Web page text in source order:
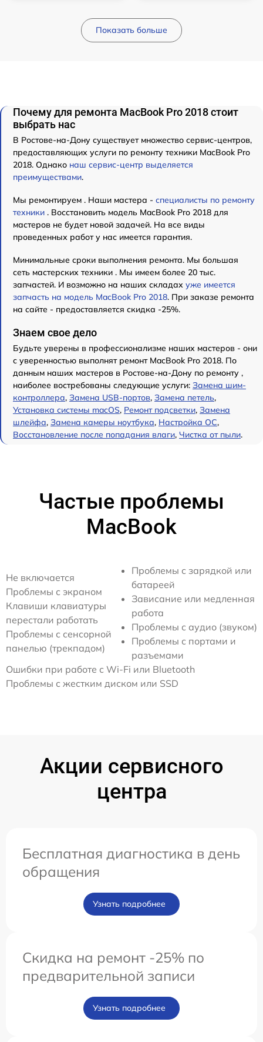
Показать больше
Почему для ремонта MacBook Pro 2018 стоит
выбрать нас
В Ростове-на-Дону существует множество сервис-центров,
предоставляющих услуги по ремонту техники MacBook Pro
2018. Однако наш сервис-центр выделяется
преимуществами.
Мы ремонтируем . Наши мастера - специалисты по ремонту
техники . Восстановить модель MacBook Pro 2018 для
мастеров не будет новой задачей. На все виды
проведенных работ у нас имеется гарантия.
Минимальные сроки выполнения ремонта. Мы большая
сеть мастерских техники . Мы имеем более 20 тыс.
запчастей. И возможно на наших складах уже имеется
запчасть на модель MacBook Pro 2018. При заказе ремонта
на сайте - предоставляется скидка -25%.
Знаем свое дело
Будьте уверены в профессионализме наших мастеров - они
с уверенностью выполнят ремонт MacBook Pro 2018. По
данным наших мастеров в Ростове-на-Дону по ремонту ,
наиболее востребованы следующие услуги: Замена шим-
контроллера, Замена USB-портов, Замена петель,
Установка системы macOS, Ремонт подсветки, Замена
шлейфа, Замена камеры ноутбука, Настройка ОС,
Восстановление после попадания влаги, Чистка от пыли.
Частые проблемы
MacBook
Не включается
Проблемы с экраном
Клавиши клавиатуры
перестали работать
Проблемы с сенсорной
панелью (трекпадом)
Проблемы с зарядкой или
батареей
Зависание или медленная
работа
Проблемы с аудио (звуком)
Проблемы с портами и
разъемами
Ошибки при работе с Wi-Fi или Bluetooth
Проблемы с жестким диском или SSD
Акции сервисного
центра
Бесплатная диагностика в день
обращения
Узнать подробнее
Скидка на ремонт -25% по
предварительной записи
Узнать подробнее